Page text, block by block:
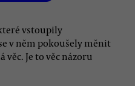
vstoupily
v něm pokoušely měnit
Je to věc názoru